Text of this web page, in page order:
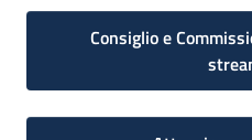
Consiglio e